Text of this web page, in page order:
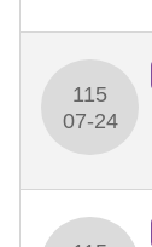
115
07-24